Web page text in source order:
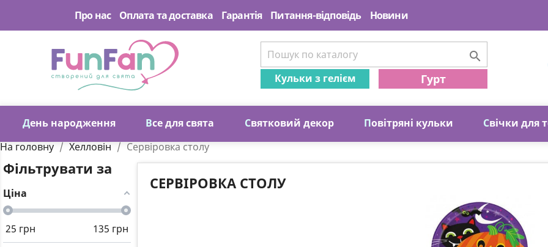
Про нас Оплата та доставка Гарантія Питання-відповідь Новини
День народження Все для свята Святковий декор Повітряні кульки Свічки для

Кульки з гелієм Гурт
На головну Хелловін Сервіровка столу
Фільтрувати за
Ціна
25 грн 135 грн
СЕРВІРОВКА СТОЛУ